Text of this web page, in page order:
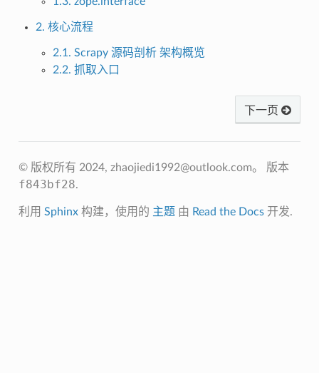
2. 核心流程
2.1. Scrapy 源码剖析 架构概览
2.2. 抓取入口
下一页
© 版权所有 2024, zhaojiedi1992@outlook.com。 版本
f843bf28.
利用 Sphinx构建，使用的 主题 由 Read the Docs开发.